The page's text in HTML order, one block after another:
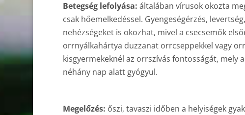
Betegség lefolyása: általában vírusok okozta
csak hőemelkedéssel. Gyengeségérzés,
nehézségeket is okozhat, mivel a csecsemők
orrnyálkahártya duzzanat orrcseppekkel vagy
kisgyermekeknél az orrszívás fontosságát, mely
néhány nap alatt gyógyul.
Megelőzés: őszi, tavaszi időben a helyiségek